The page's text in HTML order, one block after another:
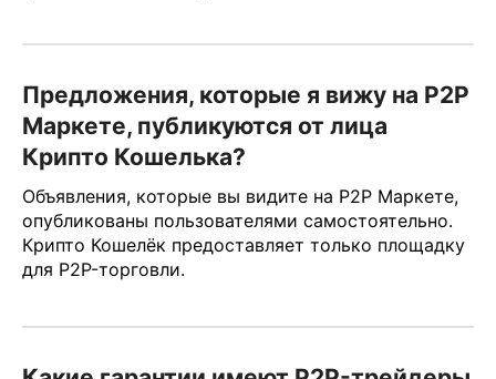
Предложения, которые я вижу на P2P
Маркете, публикуются от лица
Крипто Кошелька?
Объявления, которые вы видите на P2P Маркете,
опубликованы пользователями самостоятельно.
Крипто Кошелёк предоставляет только площадку
для P2P-торговли.